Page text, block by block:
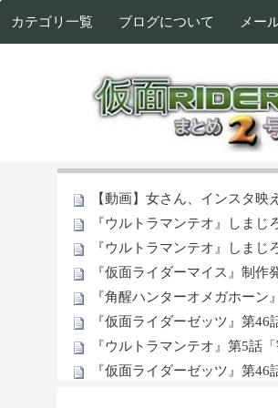
カテゴリ一覧 ブログについて メー